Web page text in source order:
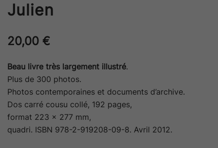
Julien
20,00 €
Beau livre très largement illustré.
Plus de 300 photos.
Photos contemporaines et documents d’archive.
Dos carré cousu collé, 192 pages,
format 223 x 277 mm,
quadri. ISBN 978-2-919208-09-8. Avril 2012.